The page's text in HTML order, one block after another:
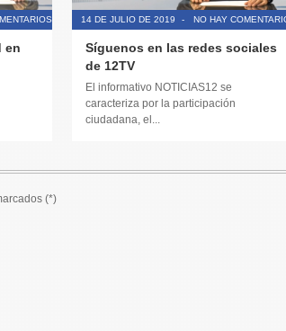
en
14 DE JULIO DE 2019 - NO HAY
Síguenos en las redes sociales
de 12TV
El informativo NOTICIAS12 se
caracteriza por la participación
ciudadana, el...
(*)